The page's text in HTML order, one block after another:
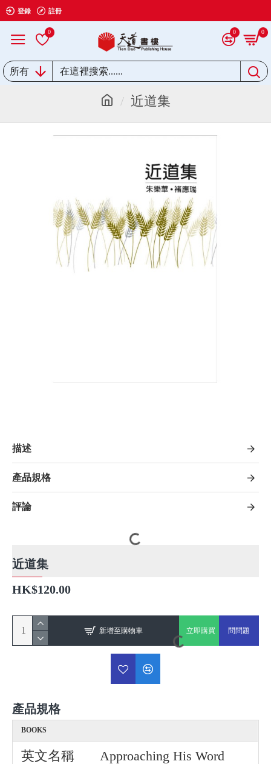
登錄 註冊
0 0 0
所有
近道集
描述
產品規格
評論
近道集
產品規格
BOOKS
英文名稱
Approaching His Word
HK$120.00
新增至購物車 立即購買 問問題